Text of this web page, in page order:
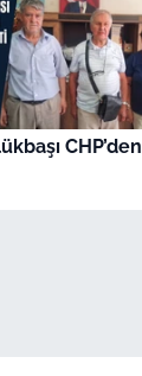
CHP’den